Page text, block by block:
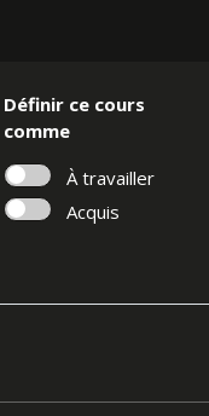
Définir ce cours
comme
À travailler
Acquis